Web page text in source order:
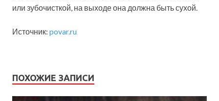
или зубочисткой, на выходе она должна быть сухой.
Источник: povar.ru
ПОХОЖИЕ ЗАПИСИ